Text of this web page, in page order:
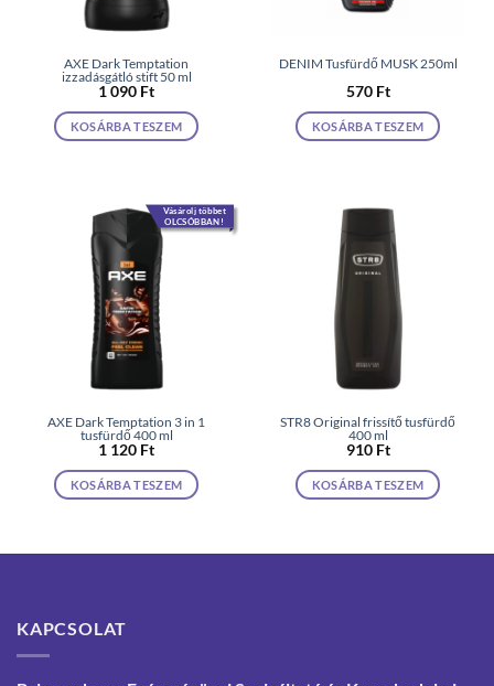
AXE Dark Temptation
izzadásgátló stift 50 ml
1 090 Ft
KOSÁRBA TESZEM
DENIM Tusfürdő MUSK 250ml
570 Ft
KOSÁRBA TESZEM
Vásárolj többet
OLCSÓBBAN!
AXE Dark Temptation 3 in 1
tusfürdő 400 ml
1 120 Ft
KOSÁRBA TESZEM
STR8 Original frissítő tusfürdő
400 ml
910 Ft
KOSÁRBA TESZEM
KAPCSOLAT